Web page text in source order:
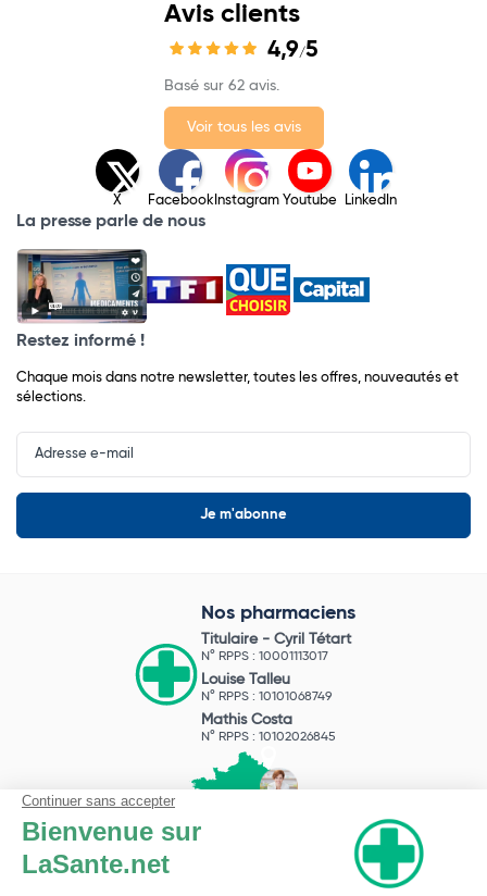
Avis clients
4,9/5
Basé sur 62 avis.
Voir tous les avis
X Facebook Instagram Youtube LinkedIn
La presse parle de nous
Restez informé !
Chaque mois dans notre newsletter, toutes les offres, nouveautés et
sélections.
Input
Newsletter
Nos pharmaciens
Titulaire - Cyril Tétart
N° RPPS : 10001113017
Louise Talleu
N° RPPS : 10101068749
Mathis Costa
N° RPPS : 10102026845
Pharmacie du Bizet